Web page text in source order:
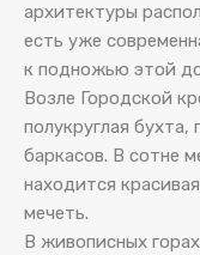
архитектуры
есть уже
к подножью этой
Возле Городской
полукруглая
баркасов. В сотне
находится
мечеть.
В живописных